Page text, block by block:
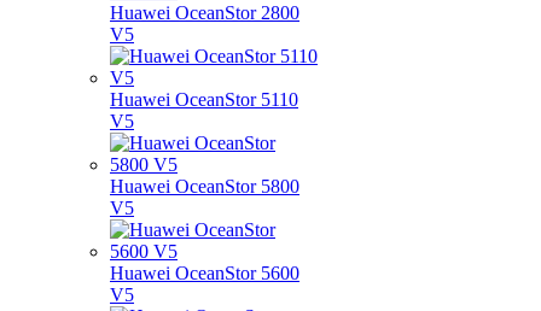
Huawei OceanStor 2800
V5
Huawei OceanStor 5110
V5
Huawei OceanStor 5800
V5
Huawei OceanStor 5600
V5